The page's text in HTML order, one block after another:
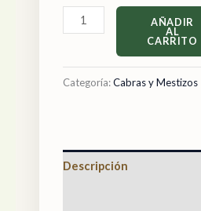
AÑADIR
AL
CARRITO
Categoría:Cabras y Mestizos
Descripción